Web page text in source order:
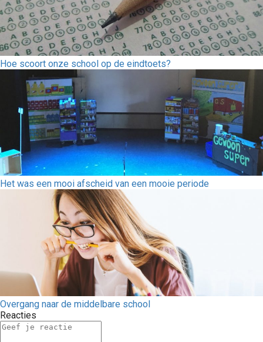
Hoe scoort onze school op de eindtoets?
Het was een mooi afscheid van een mooie periode
Overgang naar de middelbare school
Reacties